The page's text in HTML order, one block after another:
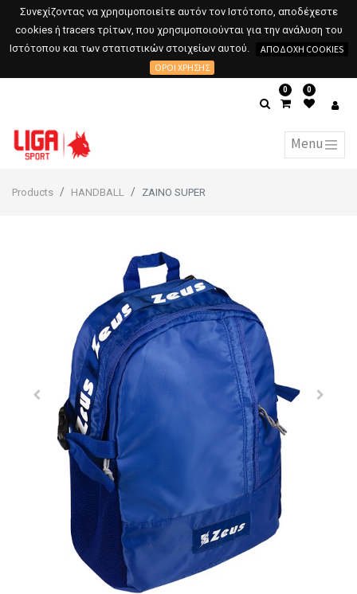
Συνεχίζοντας να χρησιμοποιείτε αυτόν τον Ιστότοπο, αποδέχεστε
cookies ή tracers τρίτων, που χρησιμοποιούνται για την ανάλυση του
Ιστότοπου και των στατιστικών στοιχείων αυτού.
ΑΠΟΔΟΧΉ COOKIES
ΌΡΟΙ ΧΡΉΣΗΣ
0 0
Products HANDBALL ZAINO SUPER